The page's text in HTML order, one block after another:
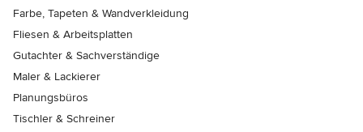
Farbe, Tapeten & Wandverkleidung
Fliesen & Arbeitsplatten
Gutachter & Sachverständige
Maler & Lackierer
Planungsbüros
Tischler & Schreiner